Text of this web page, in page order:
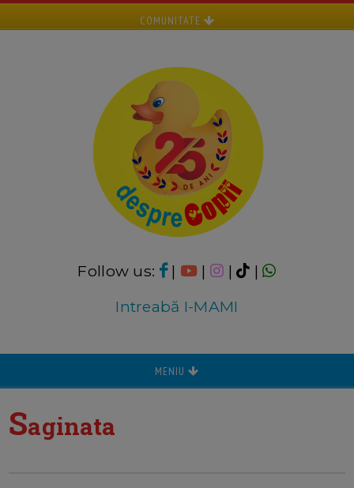
COMUNITATE
Follow us: | | |
|
Intreabă I-MAMI
MENIU
Saginata